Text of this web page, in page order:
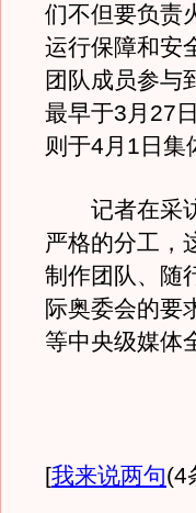
们不但要负责
运行保障和安
团队成员参与
最早于3月27
则于4月1日集
记者在采访
严格的分工，
制作团队、随
际奥委会的要
等中央级媒体
[我来说两句(4